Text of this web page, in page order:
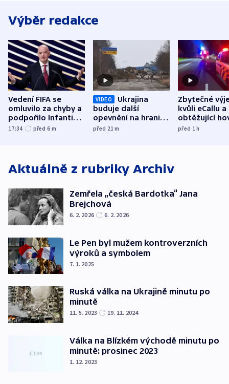
Výběr redakce
Vedení FIFA se
omluvilo za chyby a
podpořilo Infantina.
UEFA trvá na
17:34 před 6 m
VIDEO
Ukrajina
buduje další
opevnění na hranici
s Běloruskem
před 21m
Zbytečné
kvůli eCallu a
obtěžující
zdržují
před 1h
Aktuálně z rubriky Archiv
Zemřela „česká Bardotka“ Jana
Brejchová
6. 2. 2026 6. 2. 2026
Le Pen byl mužem kontroverzních
výroků a symbolem
7. 1. 2025
Ruská válka na Ukrajině minutu po
minutě
11. 5. 2023 19. 11. 2024
Válka na Blízkém východě minutu po
minutě: prosinec 2023
1. 12. 2023